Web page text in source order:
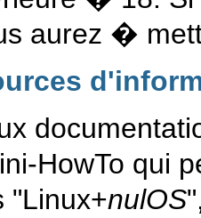
aurez �
HowTo qui
nulOS